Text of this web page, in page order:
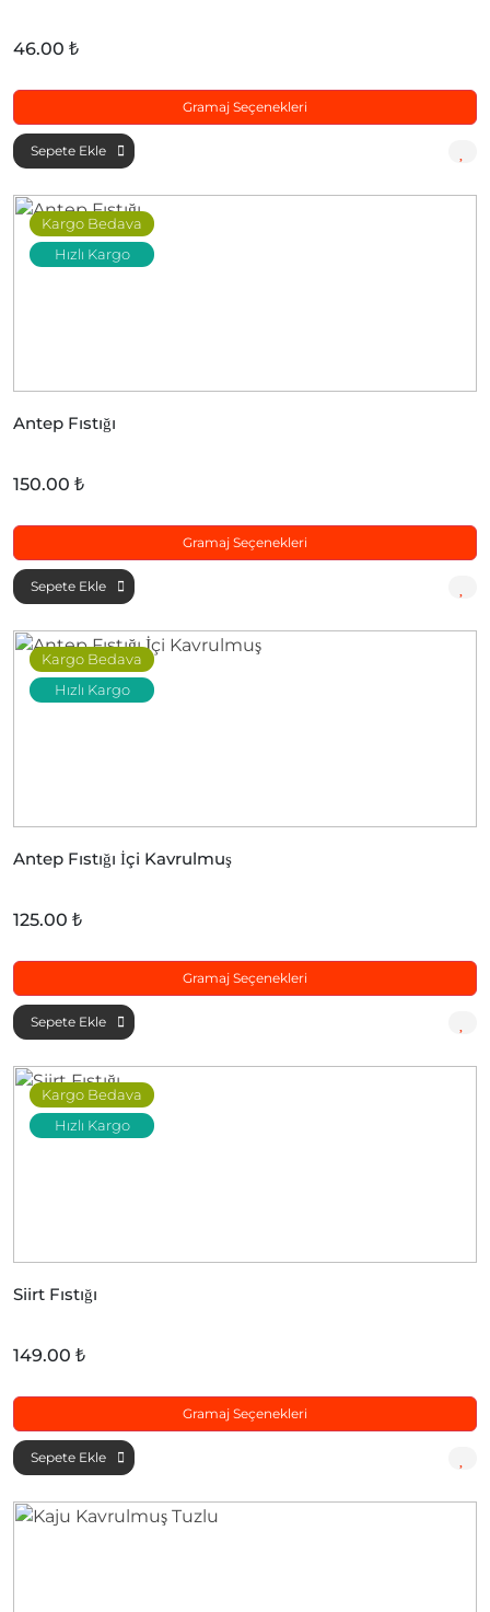
46.00 ₺
Gramaj Seçenekleri
Sepete Ekle
Kargo Bedava
Hızlı Kargo
Antep Fıstığı
150.00 ₺
Gramaj Seçenekleri
Sepete Ekle
Kargo Bedava
Hızlı Kargo
Antep Fıstığı İçi Kavrulmuş
125.00 ₺
Gramaj Seçenekleri
Sepete Ekle
Kargo Bedava
Hızlı Kargo
Siirt Fıstığı
149.00 ₺
Gramaj Seçenekleri
Sepete Ekle